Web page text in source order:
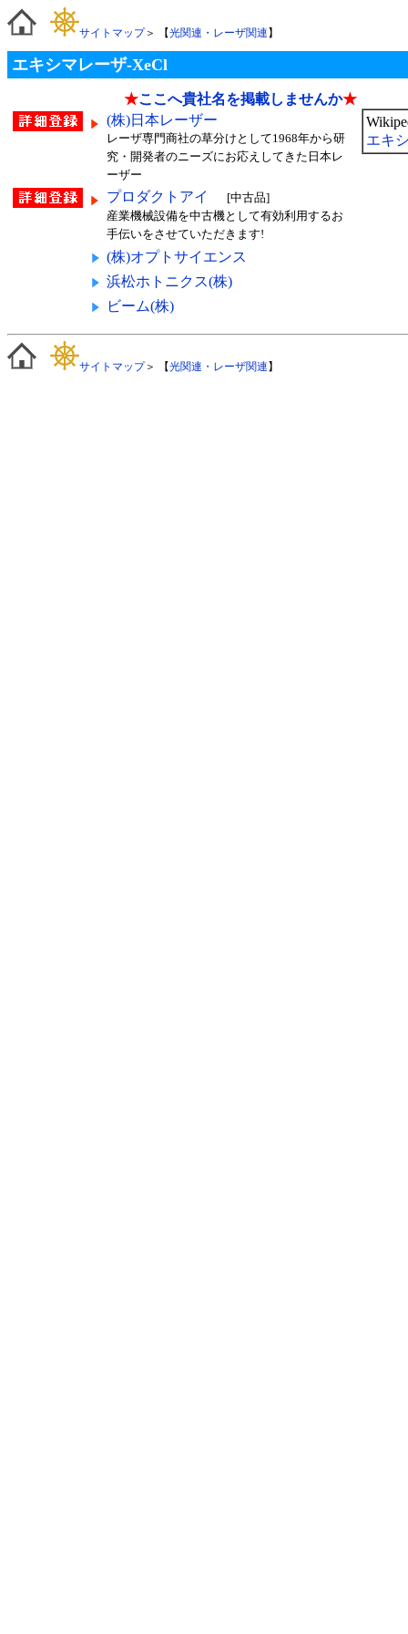
サイトマップ＞ 【光関連・レーザ関連 】
エキシマレーザ-XeCl
★ここへ貴社名を掲載しませんか★
(株)日本レーザー
レーザ専門商社の草分けとして1968年から研
究・開発者のニーズにお応えしてきた日本レ
ーザー
プロダクトアイ
[中古品]
産業機械設備を中古機として有効利用するお
手伝いをさせていただきます!
(株)オプトサイエンス
浜松ホトニクス(株)
ビーム(株)
エキ
サイトマップ＞ 【光関連・レーザ関連 】